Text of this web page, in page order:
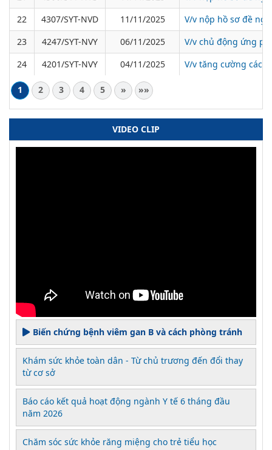
22
4307/SYT-NVD 11/11/2025
V/v nộp hồ sơ đề
23
4247/SYT-NVY 06/11/2025
V/v chủ động ứng
24
4201/SYT-NVY 04/11/2025 V/v tăng cường các
1 2 3 4 5 » »»
VIDEO CLIP
Biến chứng bệnh viêm gan B và cách phòng tránh
Khám sức khỏe toàn dân - Từ chủ trương đến đổi thay
từ cơ sở
Báo cáo kết quả hoạt động ngành Y tế 6 tháng đầu
năm 2026
Chăm sóc sức khỏe răng miệng cho trẻ tiểu học